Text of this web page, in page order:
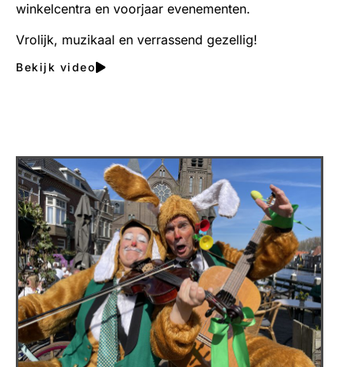
winkelcentra en voorjaar evenementen.
Vrolijk, muzikaal en verrassend gezellig!
Bekijk video